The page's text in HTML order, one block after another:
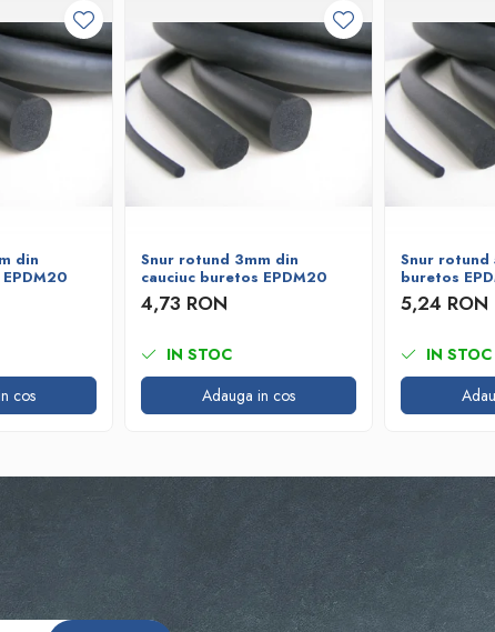
din
cos
Snur rotund 3mm din
cauciuc buretos EPDM20
4,73 RON
IN STOC
Adauga in cos
Snur rotund
buretos
5,24 RON
IN STOC